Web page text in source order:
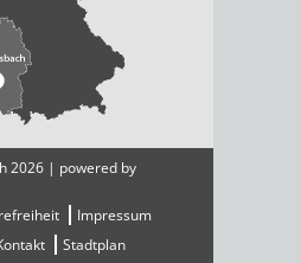
2026 | powered by
Impressum
Stadtplan